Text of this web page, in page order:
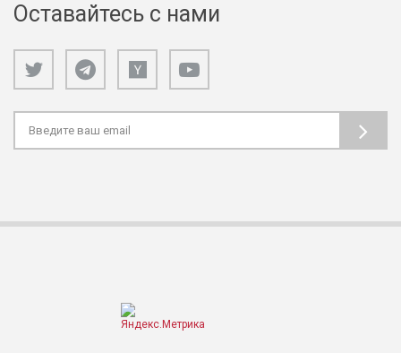
Оставайтесь с нами